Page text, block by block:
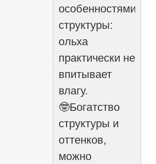
особенностями
структуры:
ольха
практически не
впитывает
влагу.
🤓Богатство
структуры и
оттенков,
можно